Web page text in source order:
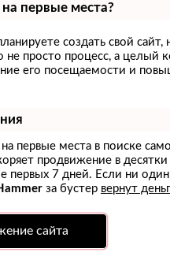
первые места?
создать свой сайт,
не просто процесс, а целый
его посещаемости и
первые места в поиске
продвижение в
первых 7 дней. Если ни один
за бустер вернут
сайта